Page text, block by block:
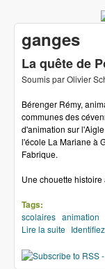
ganges
La quête de
Soumis parOlivier
Bérenger Rémy,
communes des
d'animation sur
l'école La Mariane à
Fabrique.
Une chouette
Tags:
scolaires animation
Lire la suite de La